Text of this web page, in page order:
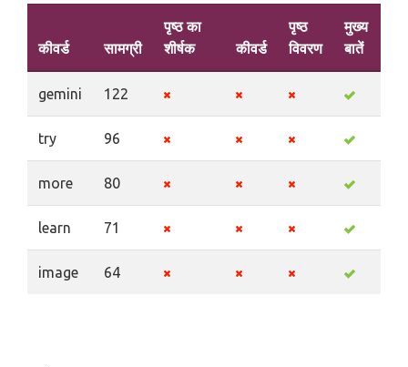
कीवर्ड सामग्री
पृष्ठ का
शीर्षक
कीवर्ड
पृष्ठ
विवरण
मुख्य
बातें
gemini 122
try 96
more 80
learn 71
image 64